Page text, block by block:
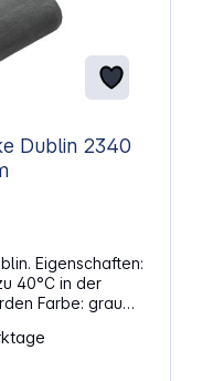
2340
Eigenschaften:
grau